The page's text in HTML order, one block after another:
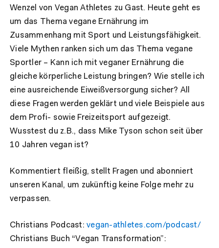
Wenzel von Vegan Athletes zu Gast. Heute geht es
um das Thema vegane Ernährung im
Zusammenhang mit Sport und Leistungsfähigkeit.
Viele Mythen ranken sich um das Thema vegane
Sportler – Kann ich mit veganer Ernährung die
gleiche körperliche Leistung bringen? Wie stelle ich
eine ausreichende Eiweißversorgung sicher? All
diese Fragen werden geklärt und viele Beispiele aus
dem Profi- sowie Freizeitsport aufgezeigt.
Wusstest du z.B., dass Mike Tyson schon seit über
10 Jahren vegan ist?
Kommentiert fleißig, stellt Fragen und abonniert
unseren Kanal, um zukünftig keine Folge mehr zu
verpassen.
Christians Podcast: vegan-athletes.com/podcast/
Christians Buch “Vegan Transformation”: